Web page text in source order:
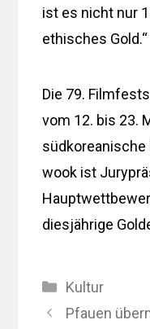
ist es nicht nur
ethisches Gold.“
Die 79.
vom 12. bis 23.
südkoreanische
wook ist
diesjährige
Kategorien
Kultur
Pfauen